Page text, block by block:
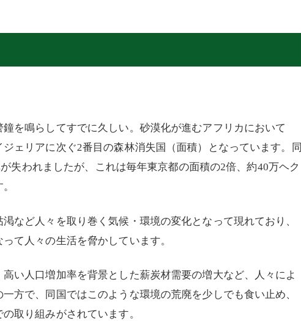
を鳴らしてすでに久しい。砂漠化が進むアフリカにおいて
ェリアに次ぐ2番目の森林消失国（面積）となっています。同
失われましたが、これは毎年東京都の面積の2倍、約40万ヘク
など人々を取り巻く気候・環境の変化となって現れており、
て人々の生活を脅かしています。
い人口増加率を背景とした薪炭材需要の増大など、人々によ
方で、同国ではこのような環境の荒廃を少しでも食い止め、
取り組みがされています。